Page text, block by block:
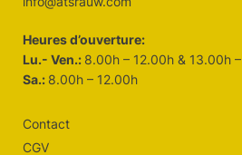
Heures d’ouverture:
Lu.- Ven.: 8.00h – 12.00h & 13.00h
Sa.: 8.00h – 12.00h
Contact
CGV